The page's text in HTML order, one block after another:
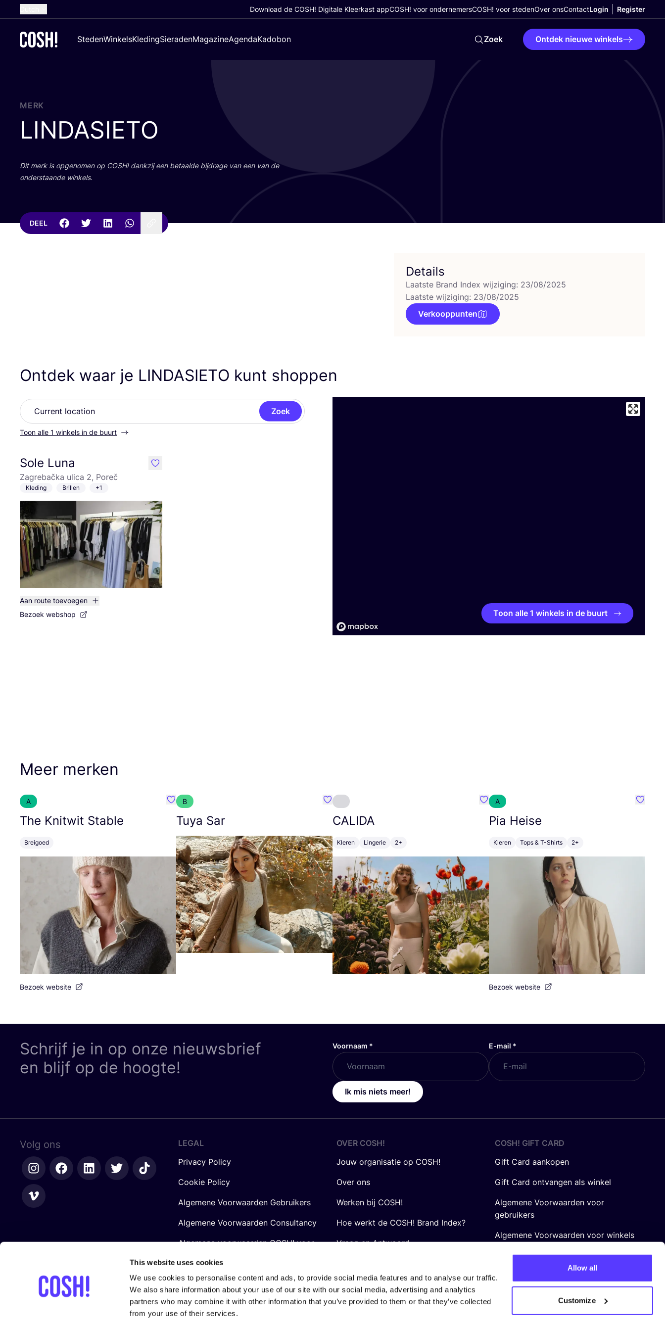
This website uses cookies
We use cookies to personalise content and ads, to provide social media features and to analyse our traffic.
We also share information about your use of our site with our social media, advertising and analytics
partners who may combine it with other information that you’ve provided to them or that they’ve collected
from your use of their services.
Allow all
Customize
French
Croatian
Download de COSH! Digitale Kleerkast appCOSH! voor ondernemersCOSH! voor stedenOver onsContactLogin Register
StedenWinkelsKledingSieradenMagazineAgendaKadobon Zoek Ontdek nieuwe winkels
MERK
LINDASIETO
Dit merk is opge­no­men op COSH! dank­zij een betaal­de bij­dra­ge van een van de
onder­staan­de winkels.
DEEL
Details
Laatste Brand Index wijziging: 23/08/2025
Laatste wijziging: 23/08/2025
Verkooppunten
Ontdek waar je LINDASIETO kunt shoppen
Zoek
Toon alle 1 winkels in de buurt
Sole Luna
Zagrebačka ulica 2, Poreč
Kleding Brillen +1
Aan route toevoegen
Bezoek webshop
like
Toon alle 1 winkels in de buurt
Meer merken
A
The Knitwit Stable
Breigoed
Favoriete {naam}
Bezoek website
B
Tuya Sar
Favoriete {naam}
CALIDA
Kleren Lingerie 2+
Favoriete {naam}
A
Pia Heise
Kleren Tops & T-Shirts 2+
Bezoek website
Schrijf je in op onze nieuwsbrief
en blijf op de hoogte!
Voornaam * E-mail *
Ik mis niets meer!
Volg ons
LEGAL
Privacy Policy
Cookie Policy
Algemene Voorwaarden Gebruikers
Algemene Voorwaarden Consultancy
Algemene voorwaarden COSH! voor
OVER COSH!
Jouw organisatie op COSH!
Over ons
Werken bij COSH!
Hoe werkt de COSH! Brand Index?
Vraag en Antwoord
COSH! GIFT CARD
Gift Card aankopen
Gift Card ontvangen als winkel
Algemene Voorwaarden voor
gebruikers
Algemene Voorwaarden voor winkels